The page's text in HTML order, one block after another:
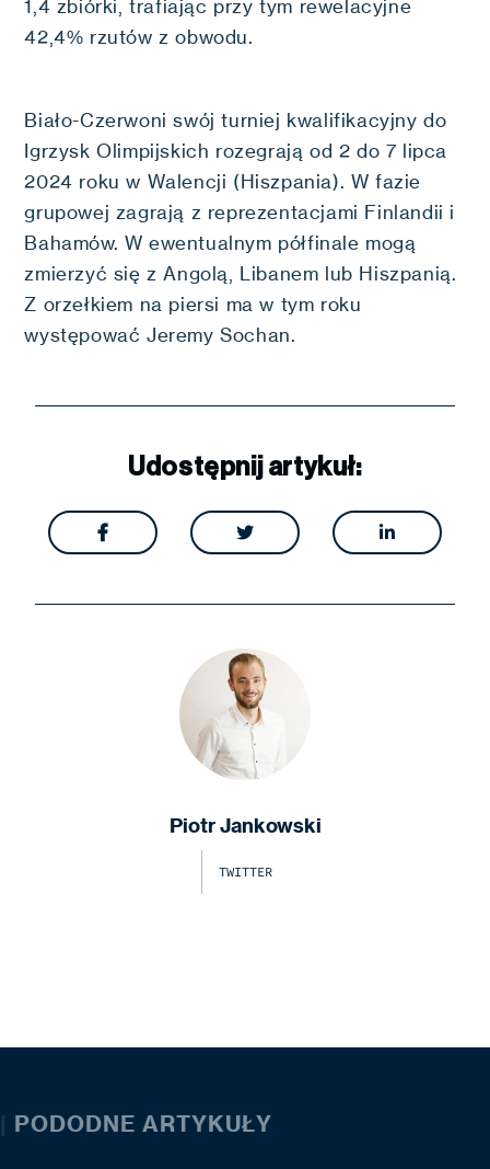
1,4 zbiórki, trafiając przy tym rewelacyjne
42,4% rzutów z obwodu.
Biało-Czerwoni swój turniej kwalifikacyjny do
Igrzysk Olimpijskich rozegrają od 2 do 7 lipca
2024 roku w Walencji (Hiszpania). W fazie
grupowej zagrają z reprezentacjami Finlandii i
Bahamów. W ewentualnym półfinale mogą
zmierzyć się z Angolą, Libanem lub Hiszpanią.
Z orzełkiem na piersi ma w tym roku
występować Jeremy Sochan.
Udostępnij artykuł:
  
Piotr Jankowski
TWITTER
| PODODNE ARTYKUŁY